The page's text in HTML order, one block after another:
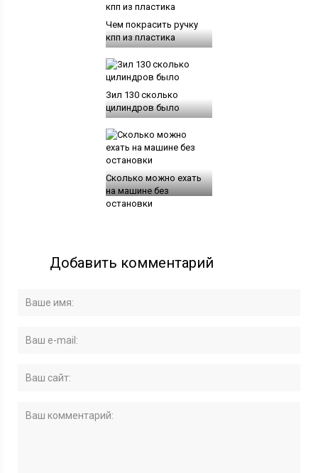
Чем покрасить ручку
кпп из пластика
Зил 130 сколько
цилиндров было
Сколько можно ехать
на машине без
остановки
Добавить комментарий